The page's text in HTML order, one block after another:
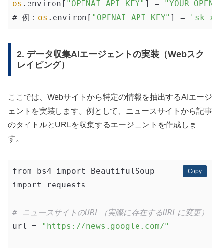
os .environ[ "OPENAI_API_KEY" ] =
# 例： os .environ[ "OPENAI_API_KEY" ] = "sk-
2. データ収集AIエージェントの実装（Webスク
レイピング）
ここでは、Webサイトから特定の情報を抽出するAIエージ
ェントを実装します。例として、ニュースサイトから記事
のタイトルとURLを収集するエージェントを作成しま
す。
Copy
Copy
from bs4 import BeautifulSoup
import requests
# ニュースサイトのURL（実際に存在するURLに変更）
url =
"https://news.google.com/"